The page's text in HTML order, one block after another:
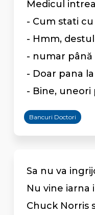
Medicul
- Cum stati
- Hmm,
- numar până
- Doar pana la
- Bine, uneori
Bancuri Doctori
Sa nu va
Nu vine iarna
Chuck Norris